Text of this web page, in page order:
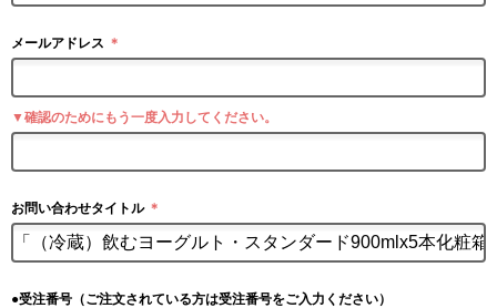
メールアドレス ＊
▼確認のためにもう一度入力してください。
お問い合わせタイトル ＊
●受注番号（ご注文されている方は受注番号をご入力ください）